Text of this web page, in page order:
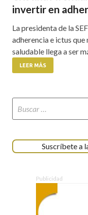
invertir en
La presidenta de la
adherencia e ictus
saludable llega a ser
LEER MÁS
Suscríbete a
Publicidad